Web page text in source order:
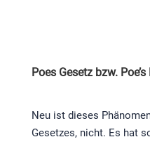
Poes Gesetz bzw.
Neu ist dieses
Gesetzes, nicht. Es hat